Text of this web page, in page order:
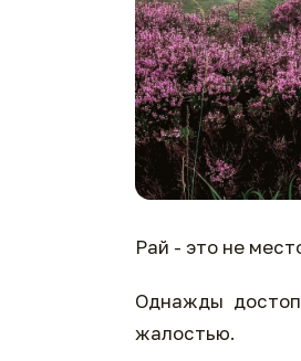
Рай - это не
Однажды
жалостью.